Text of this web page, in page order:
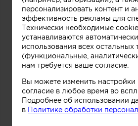
персонализировать контент и
эффективность рекламы для
Технически необходимые cookie
устанавливаются
использования всех остальных
(функциональные,
нам требуется ваше согласие.
Вы можете изменить настройки
согласие в любое время во
Подробнее об использовании
в Политике обработки